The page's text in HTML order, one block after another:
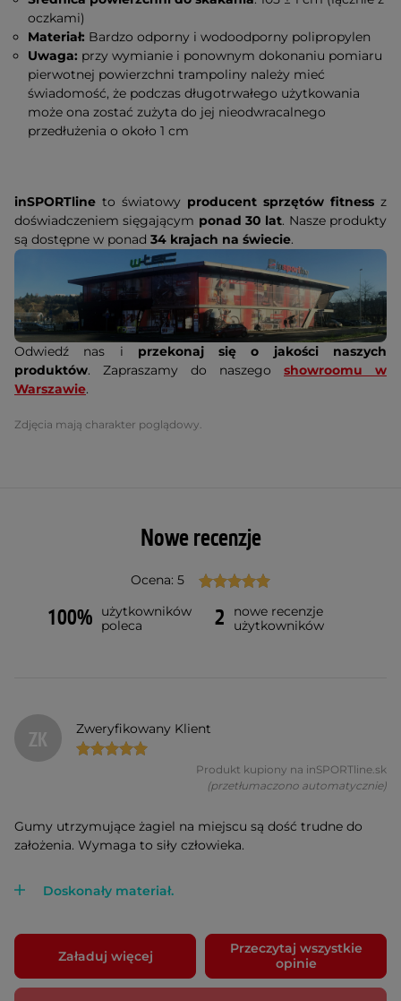
oczkami)
Materiał: Bardzo odporny i wodoodporny polipropylen
Uwaga: przy wymianie i ponownym dokonaniu pomiaru
pierwotnej powierzchni trampoliny należy mieć
świadomość, że podczas długotrwałego użytkowania
może ona zostać zużyta do jej nieodwracalnego
przedłużenia o około 1 cm
inSPORTline to światowy producent sprzętów fitness z
doświadczeniem sięgającym ponad 30 lat. Nasze produkty
są dostępne w ponad 34 krajach na świecie.
Odwiedź nas i przekonaj się o jakości naszych
produktów. Zapraszamy do naszego showroomu w
Warszawie.
Zdjęcia mają charakter poglądowy.
Nowe recenzje
Ocena: 5
100%
użytkowników
poleca
2
nowe recenzje
użytkowników
ZK Zweryfikowany Klient
Produkt kupiony na inSPORTline.sk
(przetłumaczono automatycznie)
Gumy utrzymujące żagiel na miejscu są dość trudne do
założenia. Wymaga to siły człowieka.
Doskonały materiał.
Załaduj więcej
Przeczytaj wszystkie
opinie